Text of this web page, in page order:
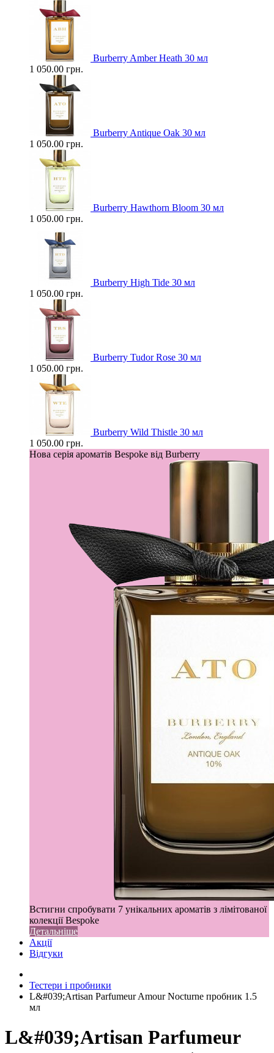
Burberry Amber Heath 30 мл
1 050.00 грн.
Burberry Antique Oak 30 мл
1 050.00 грн.
Burberry Hawthorn Bloom 30 мл
1 050.00 грн.
Burberry High Tide 30 мл
1 050.00 грн.
Burberry Tudor Rose 30 мл
1 050.00 грн.
Burberry Wild Thistle 30 мл
1 050.00 грн.
Нова серія ароматів Bespoke від Burberry
Встигни спробувати 7 унікальних ароматів з лімітованої
колекції Bespoke
Детальніше
Акції
Відгуки
Тестери і пробники
L&#039;Artisan Parfumeur Amour Nocturne пробник 1.5
мл
L&#039;Artisan Parfumeur